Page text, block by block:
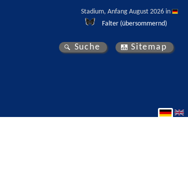
Stadium, Anfang August 2026 in
Falter (übersommernd)
Suche Sitemap